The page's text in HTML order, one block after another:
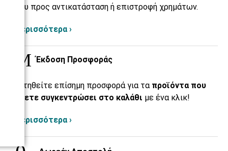
του προς αντικατάσταση ή επιστροφή χρημάτων.
Περισσότερα ›
Έκδοση Προσφοράς
Αιτηθείτε επίσημη προσφορά για τα προϊόντα που
έχετε συγκεντρώσει στο καλάθι με ένα κλικ!
Περισσότερα ›